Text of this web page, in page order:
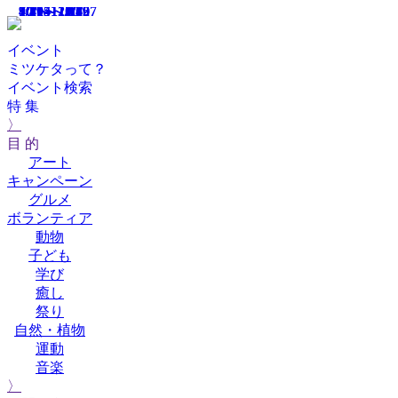
イベント
ミツケタって？
イベント検索
特 集
〉
目 的
アート
キャンペーン
グルメ
ボランティア
動物
子ども
学び
癒し
祭り
自然・植物
運動
音楽
〉
10/15
10/15
10/14～10/27
10/1～12/26
9/20～11/19
7/19～10/19
7/1～12/14
4/4～11/16